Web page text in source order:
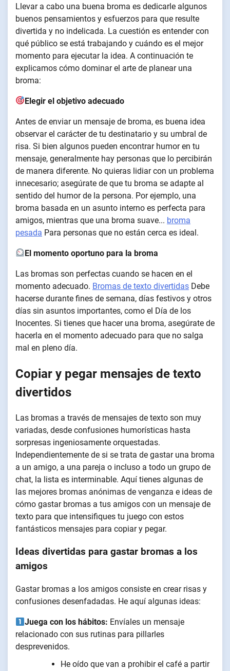
Llevar a cabo una buena broma es dedicarle algunos
buenos pensamientos y esfuerzos para que resulte
divertida y no indelicada. La cuestión es entender con
qué público se está trabajando y cuándo es el mejor
momento para ejecutar la idea. A continuación te
explicamos cómo dominar el arte de planear una
broma:
Elegir el objetivo adecuado
Antes de enviar un mensaje de broma, es buena idea
observar el carácter de tu destinatario y su umbral de
risa. Si bien algunos pueden encontrar humor en tu
mensaje, generalmente hay personas que lo percibirán
de manera diferente. No quieras lidiar con un problema
innecesario; asegúrate de que tu broma se adapte al
sentido del humor de la persona. Por ejemplo, una
broma basada en un asunto interno es perfecta para
amigos, mientras que una broma suave... broma
pesada Para personas que no están cerca es ideal.
El momento oportuno para la broma
Las bromas son perfectas cuando se hacen en el
momento adecuado. Bromas de texto divertidas Debe
hacerse durante fines de semana, días festivos y otros
días sin asuntos importantes, como el Día de los
Inocentes. Si tienes que hacer una broma, asegúrate de
hacerla en el momento adecuado para que no salga
mal en pleno día.
Copiar y pegar mensajes de texto
divertidos
Las bromas a través de mensajes de texto son muy
variadas, desde confusiones humorísticas hasta
sorpresas ingeniosamente orquestadas.
Independientemente de si se trata de gastar una broma
a un amigo, a una pareja o incluso a todo un grupo de
chat, la lista es interminable. Aquí tienes algunas de
las mejores bromas anónimas de venganza e ideas de
cómo gastar bromas a tus amigos con un mensaje de
texto para que intensifiques tu juego con estos
fantásticos mensajes para copiar y pegar.
Ideas divertidas para gastar bromas a los
amigos
Gastar bromas a los amigos consiste en crear risas y
confusiones desenfadadas. He aquí algunas ideas:
Juega con los hábitos: Envíales un mensaje
relacionado con sus rutinas para pillarles
desprevenidos.
He oído que van a prohibir el café a partir